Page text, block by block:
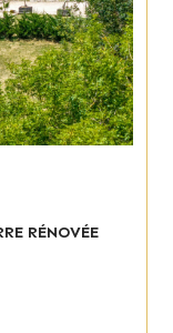
RÉNOVÉE